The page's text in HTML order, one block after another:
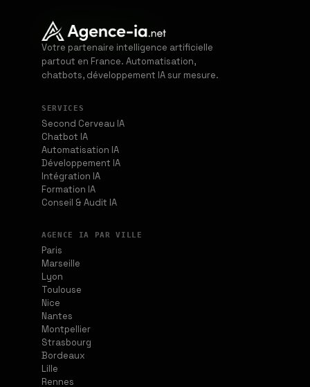
Votre partenaire intelligence artificielle
partout en France. Automatisation,
chatbots, développement IA sur mesure.
SERVICES
Second Cerveau IA
Chatbot IA
Automatisation IA
Développement IA
Intégration IA
Formation IA
Conseil & Audit IA
AGENCE IA PAR VILLE
Paris
Marseille
Lyon
Toulouse
Nice
Nantes
Montpellier
Strasbourg
Bordeaux
Lille
Rennes